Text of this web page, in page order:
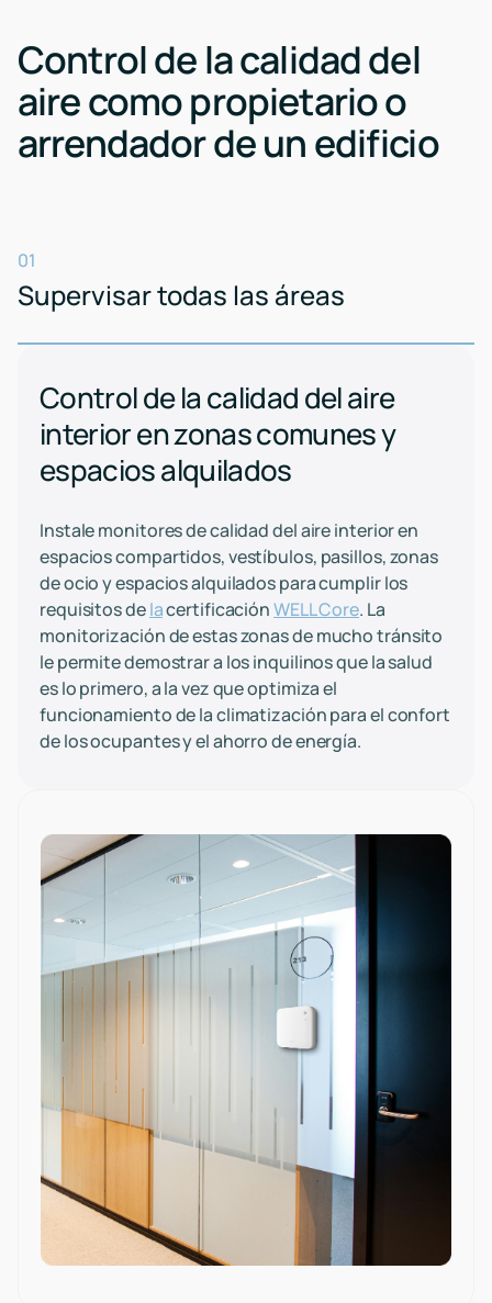
Control de la calidad del
aire como propietario o
arrendador de un edificio
01
Supervisar todas las áreas
Control de la calidad del aire
interior en zonas comunes y
espacios alquilados
Instale monitores de calidad del aire interior en
espacios compartidos, vestíbulos, pasillos, zonas
de ocio y espacios alquilados para cumplir los
requisitos delacertificaciónWELL Core. La
monitorización de estas zonas de mucho tránsito
le permite demostrar a los inquilinos que la salud
es lo primero, a la vez que optimiza el
funcionamiento de la climatización para el confort
de los ocupantes y el ahorro de energía.